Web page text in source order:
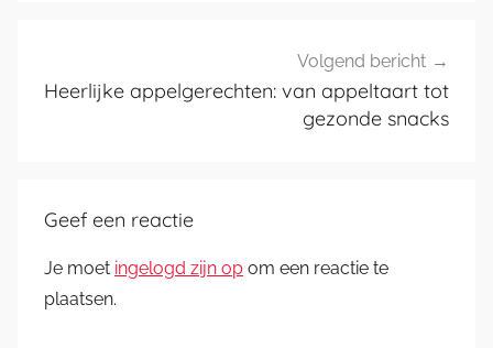
Volgend bericht
Heerlijke appelgerechten: van appeltaart tot
gezonde snacks
Geef een reactie
Je moet ingelogd zijn op om een reactie te
plaatsen.